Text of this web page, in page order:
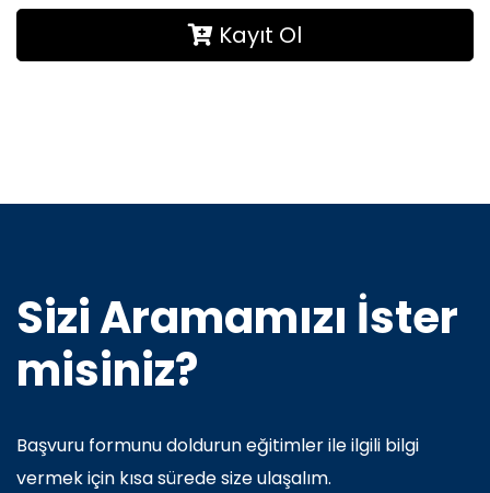
Kayıt Ol
Sizi Aramamızı İster
misiniz?
Başvuru formunu doldurun eğitimler ile ilgili bilgi
vermek için kısa sürede size ulaşalım.